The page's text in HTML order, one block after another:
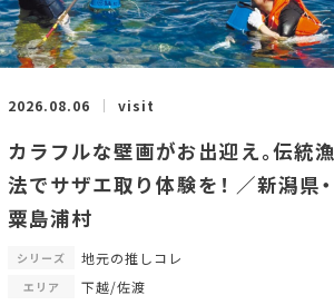
2026.08.06 visit
カラフルな壁画がお出迎え。伝統漁
法でサザエ取り体験を！ ／新潟県・
粟島浦村
シリーズ 地元の推しコレ
エリア 下越/佐渡